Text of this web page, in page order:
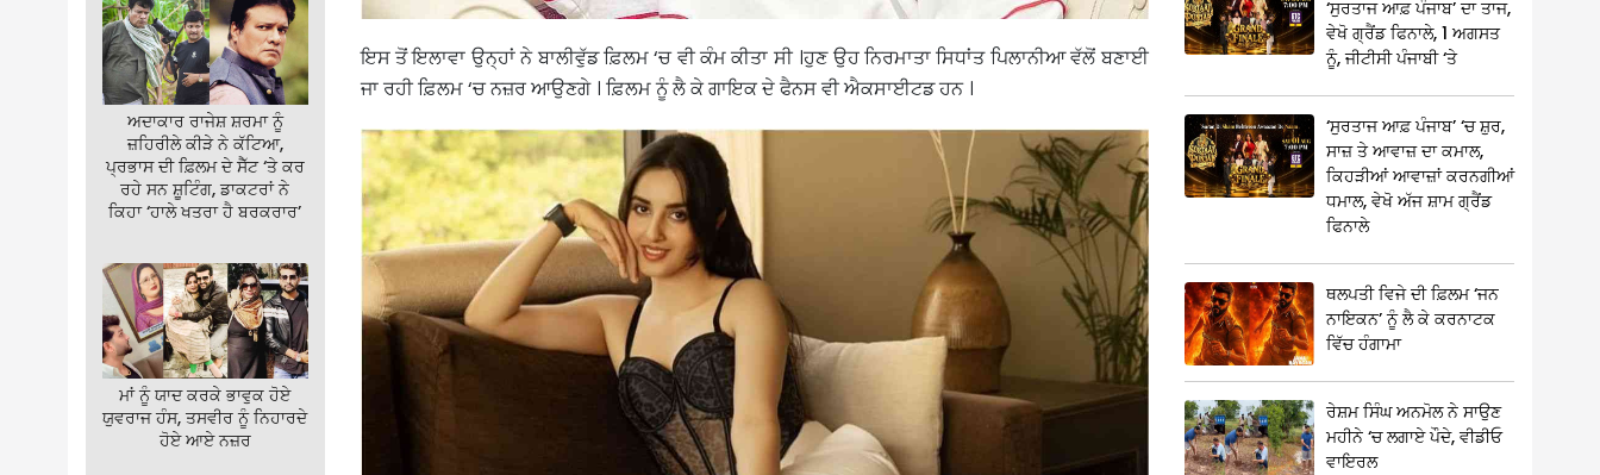
ਅਦਾਕਾਰ ਰਾਜੇਸ਼ ਸ਼ਰਮਾ ਨੂੰ
ਜ਼ਹਿਰੀਲੇ ਕੀੜੇ ਨੇ ਕੱਟਿਆ,
ਪ੍ਰਭਾਸ ਦੀ ਫ਼ਿਲਮ ਦੇ ਸੈੱਟ ‘ਤੇ ਕਰ
ਰਹੇ ਸਨ ਸ਼ੂਟਿੰਗ, ਡਾਕਟਰਾਂ ਨੇ
ਕਿਹਾ ‘ਹਾਲੇ ਖਤਰਾ ਹੈ ਬਰਕਰਾਰ’
ਮਾਂ ਨੂੰ ਯਾਦ ਕਰਕੇ ਭਾਵੁਕ ਹੋਏ
ਯੁਵਰਾਜ ਹੰਸ, ਤਸਵੀਰ ਨੂੰ ਨਿਹਾਰਦੇ
ਹੋਏ ਆਏ ਨਜ਼ਰ
ਇਸ ਤੋਂ ਇਲਾਵਾ ਉਨ੍ਹਾਂ ਨੇ ਬਾਲੀਵੁੱਡ ਫ਼ਿਲਮ ‘ਚ ਵੀ ਕੰਮ ਕੀਤਾ ਸੀ ।ਹੁਣ ਉਹ ਨਿਰਮਾਤਾ ਸਿਧਾਂਤ ਪਿਲਾਨੀਆ ਵੱਲੋਂ ਬਣਾਈ
ਜਾ ਰਹੀ ਫ਼ਿਲਮ ‘ਚ ਨਜ਼ਰ ਆਉਣਗੇ । ਫ਼ਿਲਮ ਨੂੰ ਲੈ ਕੇ ਗਾਇਕ ਦੇ ਫੈਨਸ ਵੀ ਐਕਸਾਈਟਡ ਹਨ ।
‘ਸੁਰਤਾਜ ਆਫ਼ ਪੰਜਾਬ’ ਦਾ ਤਾਜ,
ਵੇਖੋ ਗ੍ਰੈਂਡ ਫਿਨਾਲੇ, 1 ਅਗਸਤ
ਨੂੰ, ਜੀਟੀਸੀ ਪੰਜਾਬੀ ‘ਤੇ
‘ਸੁਰਤਾਜ ਆਫ਼ ਪੰਜਾਬ’ ‘ਚ ਸ਼ੁਰ,
ਸਾਜ਼ ਤੇ ਆਵਾਜ਼ ਦਾ ਕਮਾਲ,
ਕਿਹੜੀਆਂ ਆਵਾਜ਼ਾਂ ਕਰਨਗੀਆਂ
ਧਮਾਲ, ਵੇਖੋ ਅੱਜ ਸ਼ਾਮ ਗ੍ਰੈਂਡ
ਫਿਨਾਲੇ
ਥਲਪਤੀ ਵਿਜੇ ਦੀ ਫ਼ਿਲਮ ‘ਜਨ
ਨਾਇਕਨ’ ਨੂੰ ਲੈ ਕੇ ਕਰਨਾਟਕ
ਵਿੱਚ ਹੰਗਾਮਾ
ਰੇਸ਼ਮ ਸਿੰਘ ਅਨਮੋਲ ਨੇ ਸਾਉਣ
ਮਹੀਨੇ ‘ਚ ਲਗਾਏ ਪੌਦੇ, ਵੀਡੀਓ
ਵਾਇਰਲ